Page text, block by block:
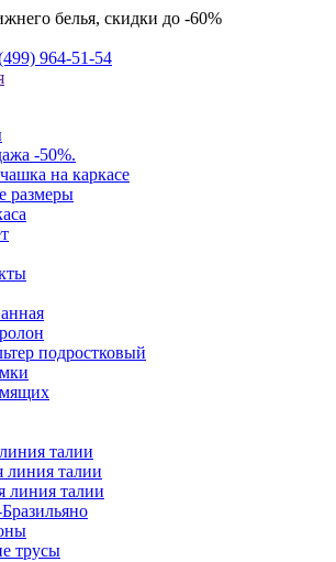
белья, скидки до -60%
964-51-54
-50%.
на каркасе
размеры
подростковый
талии
линия талии
линия талии
трусы